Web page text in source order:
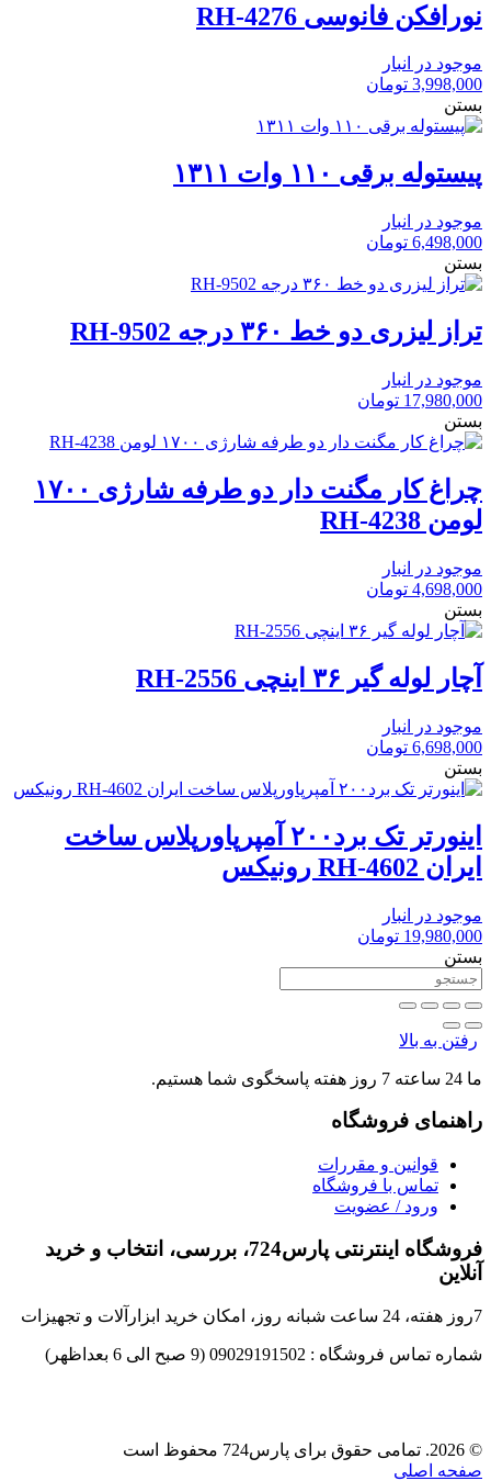
نورافکن فانوسی RH-4276
موجود در انبار
3,998,000 تومان
بستن
پیستوله برقی ۱۱۰ وات ۱۳۱۱
موجود در انبار
6,498,000 تومان
بستن
تراز لیزری دو خط ۳۶۰ درجه RH-9502
موجود در انبار
17,980,000 تومان
بستن
چراغ کار مگنت دار دو طرفه شارژی ۱۷۰۰
لومن RH-4238
موجود در انبار
4,698,000 تومان
بستن
آچار لوله گیر ۳۶ اینچی RH-2556
موجود در انبار
6,698,000 تومان
بستن
اینورتر تک برد۲۰۰ آمپرپاورپلاس ساخت
ایران RH-4602 رونیکس
موجود در انبار
19,980,000 تومان
بستن
رفتن به بالا
ما 24 ساعته 7 روز هفته پاسخگوی شما هستیم.
راهنمای فروشگاه
قوانین و مقررات
تماس با فروشگاه
ورود / عضویت
فروشگاه اینترنتی پارس724، بررسی، انتخاب و خرید
آنلاین
7روز هفته، 24 ساعت شبانه روز، امکان خرید ابزارآلات و تجهیزات
شماره تماس فروشگاه : 09029191502 (9 صبح الی 6 بعداظهر)
© 2026. تمامی حقوق برای پارس724 محفوظ است
صفحه اصلی